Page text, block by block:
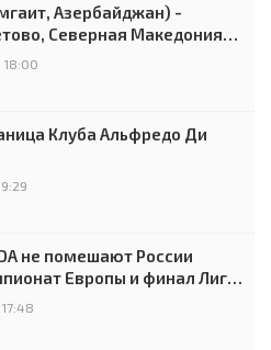
Азербайджан) -
Северная Македония) -
Клуба Альфредо Ди
не помешают России
Европы и финал Лиги